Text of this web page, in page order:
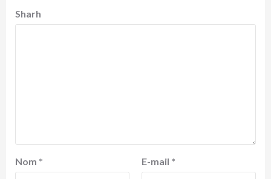
Sharh
Nom * E-mail *